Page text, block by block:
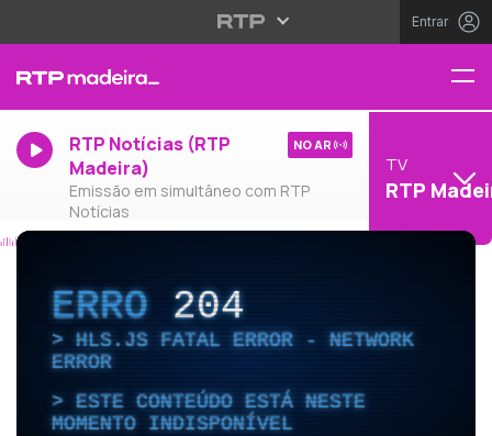
Entrar
RTP Notícias (RTP
Madeira)
Emissão em simultâneo com RTP
Notícias
NO AR
TV
RTP
ERRO204
HLS.JS FATAL ERROR - NETWORK
ERROR
ESTE CONTEÚDO ESTÁ NESTE
MOMENTO INDISPONÍVEL